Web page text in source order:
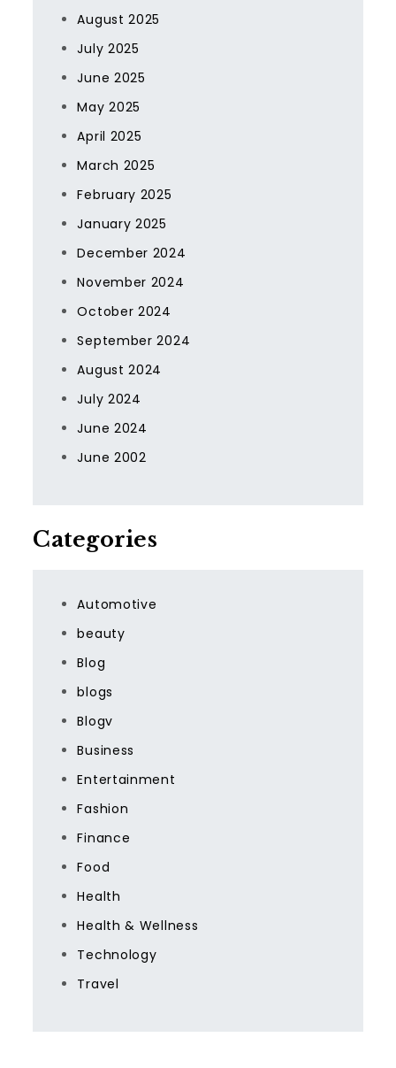
August 2025
July 2025
June 2025
May 2025
April 2025
March 2025
February 2025
January 2025
December 2024
November 2024
October 2024
September 2024
August 2024
July 2024
June 2024
June 2002
Categories
Automotive
beauty
Blog
blogs
Blogv
Business
Entertainment
Fashion
Finance
Food
Health
Health & Wellness
Technology
Travel